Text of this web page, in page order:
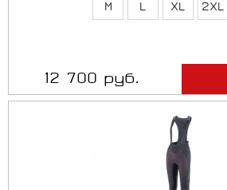
M L XL 2XL
12 700 руб.